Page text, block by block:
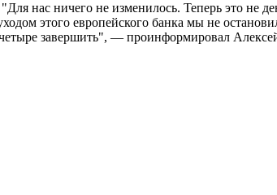
нас ничего не изменилось. Теперь это не
этого европейского банка мы не
завершить", — проинформировал